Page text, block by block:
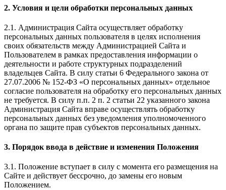
2. Условия и цели обработки персональных данных
2.1. Администрация Сайта осуществляет обработку
персональных данных пользователя в целях исполнения
своих обязательств между Администрацией Сайта и
Пользователем в рамках предоставления информации о
деятельности и работе структурных подразделений
владельцев Сайта. В силу статьи 6 Федерального закона от
27.07.2006 № 152-ФЗ «О персональных данных» отдельное
согласие пользователя на обработку его персональных данных
не требуется. В силу п.п. 2 п. 2 статьи 22 указанного закона
Администрация Сайта вправе осуществлять обработку
персональных данных без уведомления уполномоченного
органа по защите прав субъектов персональных данных.
3. Порядок ввода в действие и изменения Положения
3.1. Положение вступает в силу с момента его размещения на
Сайте и действует бессрочно, до замены его новым
Положением.